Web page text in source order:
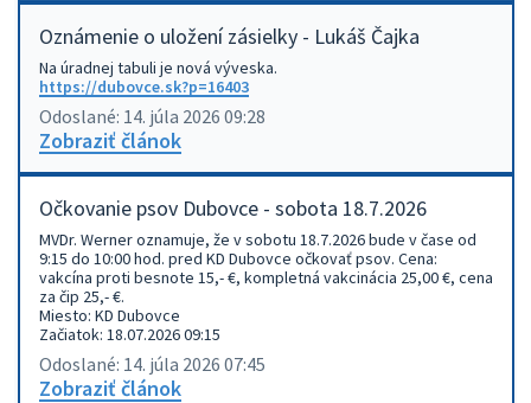
Oznámenie o uložení zásielky - Lukáš Čajka
Na úradnej tabuli je nová výveska.
https://dubovce.sk?p=16403
Odoslané: 14. júla 2026 09:28
Zobraziť článok
Očkovanie psov Dubovce - sobota 18.7.2026
MVDr. Werner oznamuje, že v sobotu 18.7.2026 bude v čase od
9:15 do 10:00 hod. pred KD Dubovce očkovať psov. Cena:
vakcína proti besnote 15,- €, kompletná vakcinácia 25,00 €, cena
za čip 25,- €.
Miesto: KD Dubovce
Začiatok: 18.07.2026 09:15
Odoslané: 14. júla 2026 07:45
Zobraziť článok